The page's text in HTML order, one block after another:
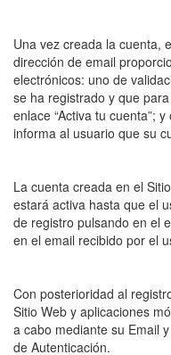
Una vez creada la cuenta,
dirección de email
electrónicos: uno de
se ha registrado y que
enlace “Activa tu cuenta”;
informa al usuario que su
La cuenta creada en el
estará activa hasta que el
de registro pulsando en el
en el email recibido por el
Con posterioridad al
Sitio Web y aplicaciones
a cabo mediante su Email
de Autenticación.